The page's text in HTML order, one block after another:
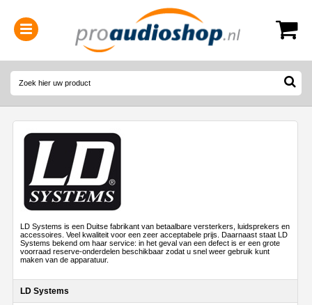
0314-364515
LD Systems is een Duitse fabrikant van betaalbare versterkers, luidsprekers en
accessoires. Veel kwaliteit voor een zeer acceptabele prijs. Daarnaast staat LD
Systems bekend om haar service: in het geval van een defect is er een grote
voorraad reserve-onderdelen beschikbaar zodat u snel weer gebruik kunt
maken van de apparatuur.
LD Systems